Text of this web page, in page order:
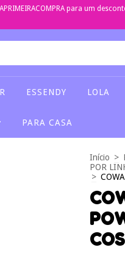
para um
ESSENDY LOLA
PARA CASA
Início >
POR
>